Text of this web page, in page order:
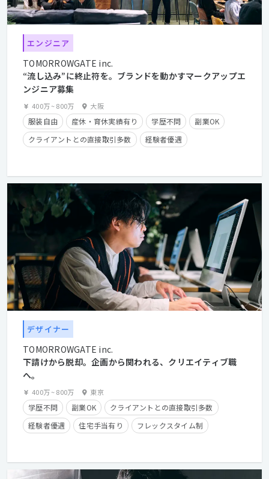
エンジニア
TOMORROWGATE inc.
“流し込み”に終止符を。ブランドを動かすマークアップエ
ンジニア募集
400万~800万 大阪
服装自由 産休・育休実績有り 学歴不問
副業OK
クライアントとの直接取引多数
経験者優遇
デザイナー
TOMORROWGATE inc.
下請けから脱却。企画から関われる、クリエイティブ職
へ。
400万~800万 東京
学歴不問 副業OK
クライアントとの直接取引多数
経験者優遇
住宅手当有り フレックスタイム制